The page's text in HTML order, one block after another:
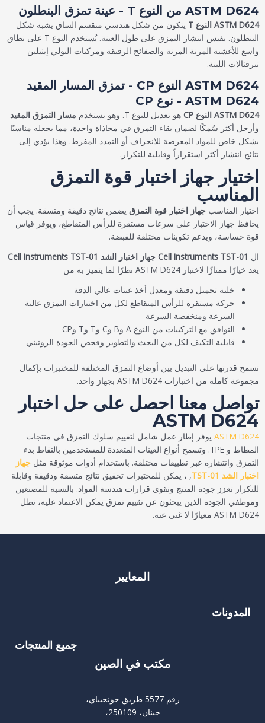
ASTM D624 من النوع T - عينة تمزق البنطلون
ASTM D624 النوع T
يتكون من شكل هندسي منقسم الساق يشبه شكل
البنطلون. يقيس انتشار التمزق على طول العينة. يُستخدم النوع T على نطاق
واسع للأغشية المرنة المرنة والصفائح الرقيقة ومركبات البولي إيثيلين
تيرفثالات اللينة.
ASTM D624 النوع CP - تمزق المسار المقيد
ASTM D624 - نوع CP
ASTM D624 النوع CP هو تعديل للنوع T. وهو يستخدم
مسار التمزق المقيد
وأرجل أكثر سُمكًا لضمان بقاء التمزق في محاذاة واحدة، مما يجعله مناسبًا
بشكل خاص للمواد المعرضة للانحراف أو التمدد المفرط. وهذا يؤدي إلى
نتائج انتشار أكثر استقراراً وقابلية للتكرار.
اختيار جهاز اختبار قوة التمزق
المناسب
اختيار المناسب جهاز اختبار قوة التمزق يضمن نتائج دقيقة ومتسقة. يجب أن
يحافظ جهاز الاختبار على سرعات مستقرة للرأس المتقاطع، ويوفر قياس
قوة حساسة، ويدعم تكوينات مختلفة للقبضة.
ال Cell Instruments TST-01 جهاز اختبار الشد Cell Instruments TST-01
يعد خيارًا ممتازًا لاختبار ASTM D624 نظرًا لما يتميز به من
خلية تحميل دقيقة ومعدل أخذ عينات عالي الدقة
حركة مستقرة للرأس المتقاطع لكل من اختبارات التمزق عالية
السرعة ومنخفضة السرعة
التوافق مع التركيبات من النوع A وB وC وT وT وCP
قابلية التكيف لكل من البحث والتطوير وفحص الجودة الروتيني
تسمح قدرتها على التبديل بين أوضاع التمزق المختلفة للمختبرات بإكمال
مجموعة كاملة من اختبارات ASTM D624 بجهاز واحد.
تواصل معنا احصل على حل اختبار
ASTM D624
ASTM D624 يوفر إطار عمل شامل لتقييم سلوك التمزق في منتجات
المطاط و TPE. وتسمح أنواع العينات المتعددة للمستخدمين بالتقاط بدء
التمزق وانتشاره عبر تطبيقات مختلفة. باستخدام أدوات موثوقة مثل جهاز
اختبار الشد TST-01
, ، يمكن للمختبرات تحقيق نتائج متسقة ودقيقة وقابلة
للتكرار تعزز جودة المنتج وتقوي قرارات هندسة المواد. بالنسبة للمصنعين
وموظفي الجودة الذين يبحثون عن تقييم تمزق يمكن الاعتماد عليه، تظل
ASTM D624 معيارًا لا غنى عنه.
المعايير
المدونات
جميع المنتجات
مكتب في الصين
رقم 5577 طريق جونجيباي،
جينان، 250109،